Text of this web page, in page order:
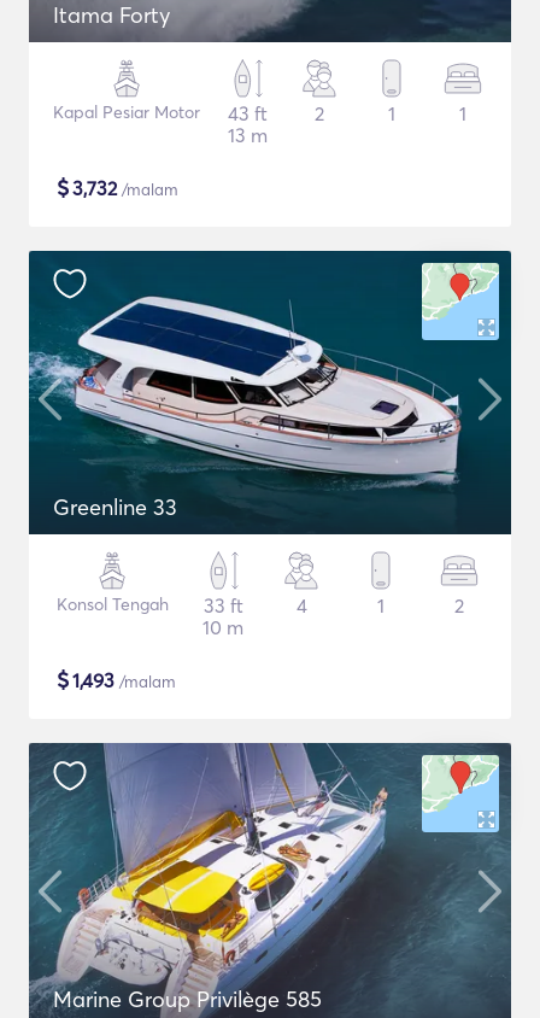
Itama Forty
Kapal Pesiar Motor
43 ft
13 m
2 1 1
$3,732/malam
Greenline 33
Konsol Tengah
33 ft
10 m
4 1 2
$1,493 /malam
Marine Group Privilège 585